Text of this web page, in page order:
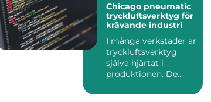
Chicago pneumatic
tryckluftsverktyg för
krävande industri
I många verkstäder är
tryckluftsverktyg
själva hjärtat i
produktionen. De
slipn...